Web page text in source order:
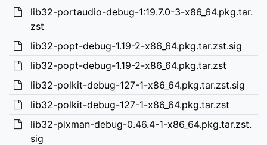
lib32-portaudio-debug-1:19.7.0-3-x86_64.pkg.tar.
zst
lib32-popt-debug-1.19-2-x86_64.pkg.tar.zst.sig
lib32-popt-debug-1.19-2-x86_64.pkg.tar.zst
lib32-polkit-debug-127-1-x86_64.pkg.tar.zst.sig
lib32-polkit-debug-127-1-x86_64.pkg.tar.zst
lib32-pixman-debug-0.46.4-1-x86_64.pkg.tar.zst.
sig